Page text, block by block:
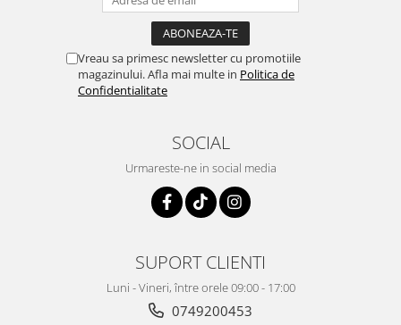
Vreau sa primesc newsletter cu promotiile
magazinului. Afla mai multe in Politica de
Confidentialitate
SOCIAL
Urmareste-ne in social media
SUPORT CLIENTI
Luni - Vineri, între orele 09:00 - 17:00
0749200453